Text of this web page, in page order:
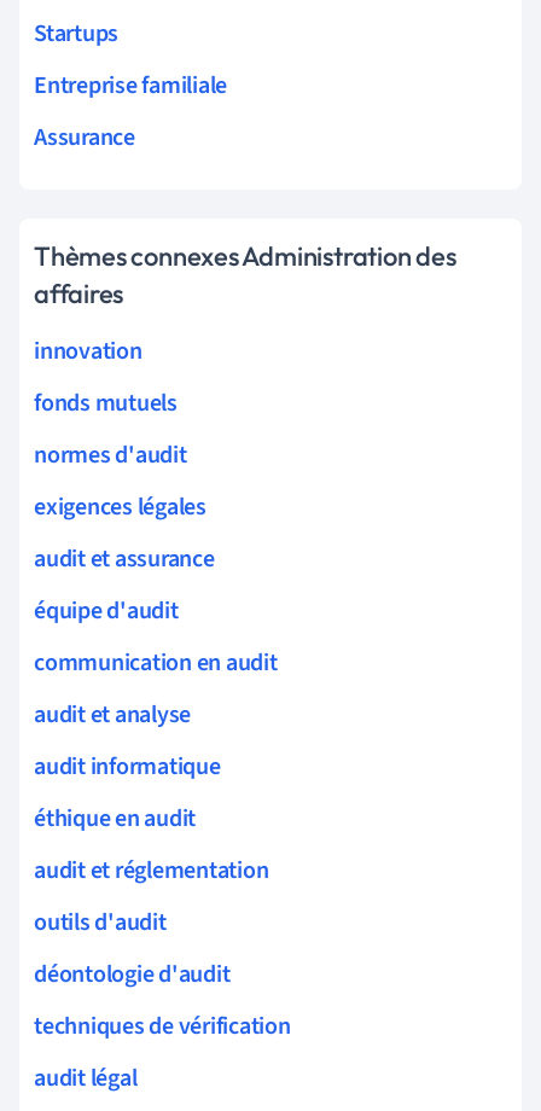
Startups
Entreprise familiale
Assurance
Thèmes connexes Administration des
affaires
innovation
fonds mutuels
normes d'audit
exigences légales
audit et assurance
équipe d'audit
communication en audit
audit et analyse
audit informatique
éthique en audit
audit et réglementation
outils d'audit
déontologie d'audit
techniques de vérification
audit légal